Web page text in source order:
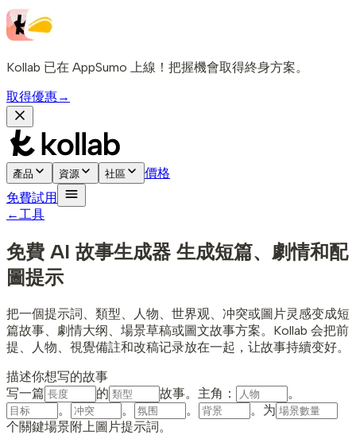
Kollab 已在 AppSumo 上線！把握機會取得終身方案。
取得優惠→
產品 資源 社區
價格
免費試用
←工具
免費 AI 故事生成器 生成短篇、劇情和配
圖提示
把一個提示詞、類型、人物、世界观、冲突或圖片灵感变成短
篇故事、劇情大纲、場景草稿或圖文故事方案。Kollab 会把前
提、人物、視覺備註和改稿记录放在一起，让故事持續变好。
描述你想写的故事
写一篇
的 故事。主角：
。
。
。 。
。为
个關鍵場景附上圖片提示詞。